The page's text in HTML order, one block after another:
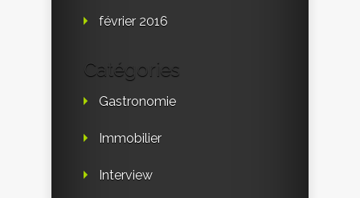
février 2016
Catégories
Gastronomie
Immobilier
Interview